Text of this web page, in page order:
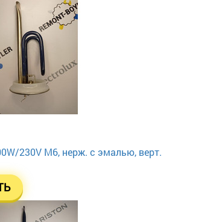
230V М6, нерж. с эмалью, верт.